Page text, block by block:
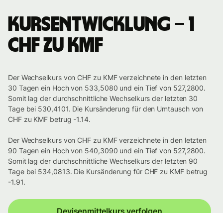
Kursentwicklung – 1
CHF zu KMF
Der Wechselkurs von CHF zu KMF verzeichnete in den letzten
30 Tagen ein Hoch von 533,5080 und ein Tief von 527,2800.
Somit lag der durchschnittliche Wechselkurs der letzten 30
Tage bei 530,4101. Die Kursänderung für den Umtausch von
CHF zu KMF betrug -1.14.
Der Wechselkurs von CHF zu KMF verzeichnete in den letzten
90 Tagen ein Hoch von 540,3090 und ein Tief von 527,2800.
Somit lag der durchschnittliche Wechselkurs der letzten 90
Tage bei 534,0813. Die Kursänderung für CHF zu KMF betrug
-1.91.